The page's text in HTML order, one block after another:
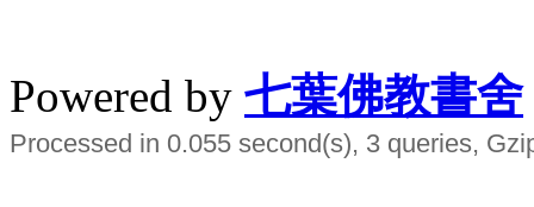
Powered by 七葉佛教書舍
Processed in 0.055 second(s), 3 queries,